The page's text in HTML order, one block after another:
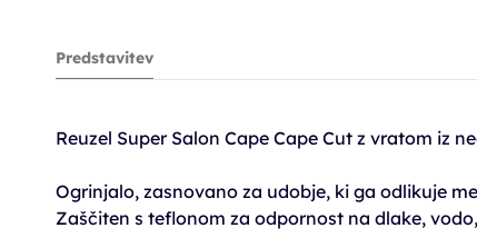
Predstavitev
Reuzel Super Salon Cape Cape Cut z vratom iz
Ogrinjalo, zasnovano za udobje, ki ga odlikuje
Zaščiten s teflonom za odpornost na dlake,